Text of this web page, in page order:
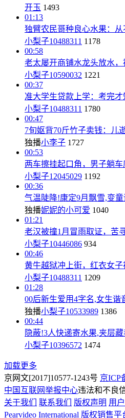
开玉 1493
01:13
独臂农民哥种良心水果：从
小梨子10488311 1178
00:58
老太屡开商铺水龙头放水，
小梨子10590032 1221
00:37
准大学生贷款上学：考完
小梨子10488311 1780
00:47
7旬妪背70斤竹子卖钱：儿
独播小李子 1727
00:53
两车擦挂起口角，男子躺
小梨子12045029 1192
00:36
气温陡降!康定9月飘雪,变童
独播妮妮的小可爱 1040
01:21
老汉被撞1月冒雨取证，苦
小梨子10446086 934
00:46
黄牛越狱冲上街，红衣女子
小梨子10488311 1209
01:28
00后新生爱用4字名,女生谐
独播小梨子10533989 1386
00:44
隐蔽!3人快递寄水果,夹层藏
小梨子10396572 1474
加载更多
京网文[2017]10577-1243号 京ICP
中国互联网举报中心违法和不良
关于我们
联系我们 版权声明 用
Pearvideo International 版权销售平